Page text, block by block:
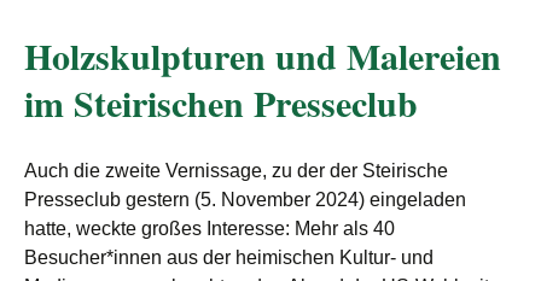
Holzskulpturen und Malereien
im Steirischen Presseclub
Auch die zweite Vernissage, zu der der Steirische
Presseclub gestern (5. November 2024) eingeladen
hatte, weckte großes Interesse: Mehr als 40
Besucher*innen aus der heimischen Kultur- und